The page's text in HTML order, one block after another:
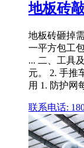
地板砖
地板砖砸掉
一平方包工
... 二、工具
元。 2. 手推
用 1. 防护网
联系电话: